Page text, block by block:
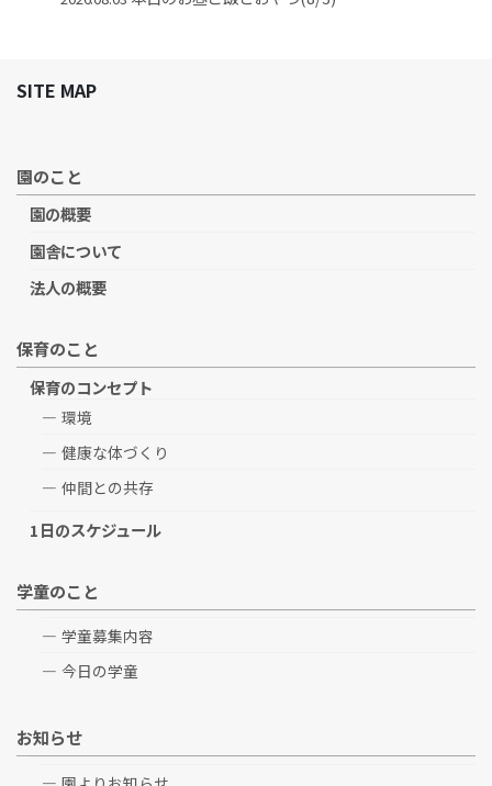
SITE MAP
園のこと
園の概要
園舎について
法人の概要
保育のこと
保育のコンセプト
環境
健康な体づくり
仲間との共存
1日のスケジュール
学童のこと
学童募集内容
今日の学童
お知らせ